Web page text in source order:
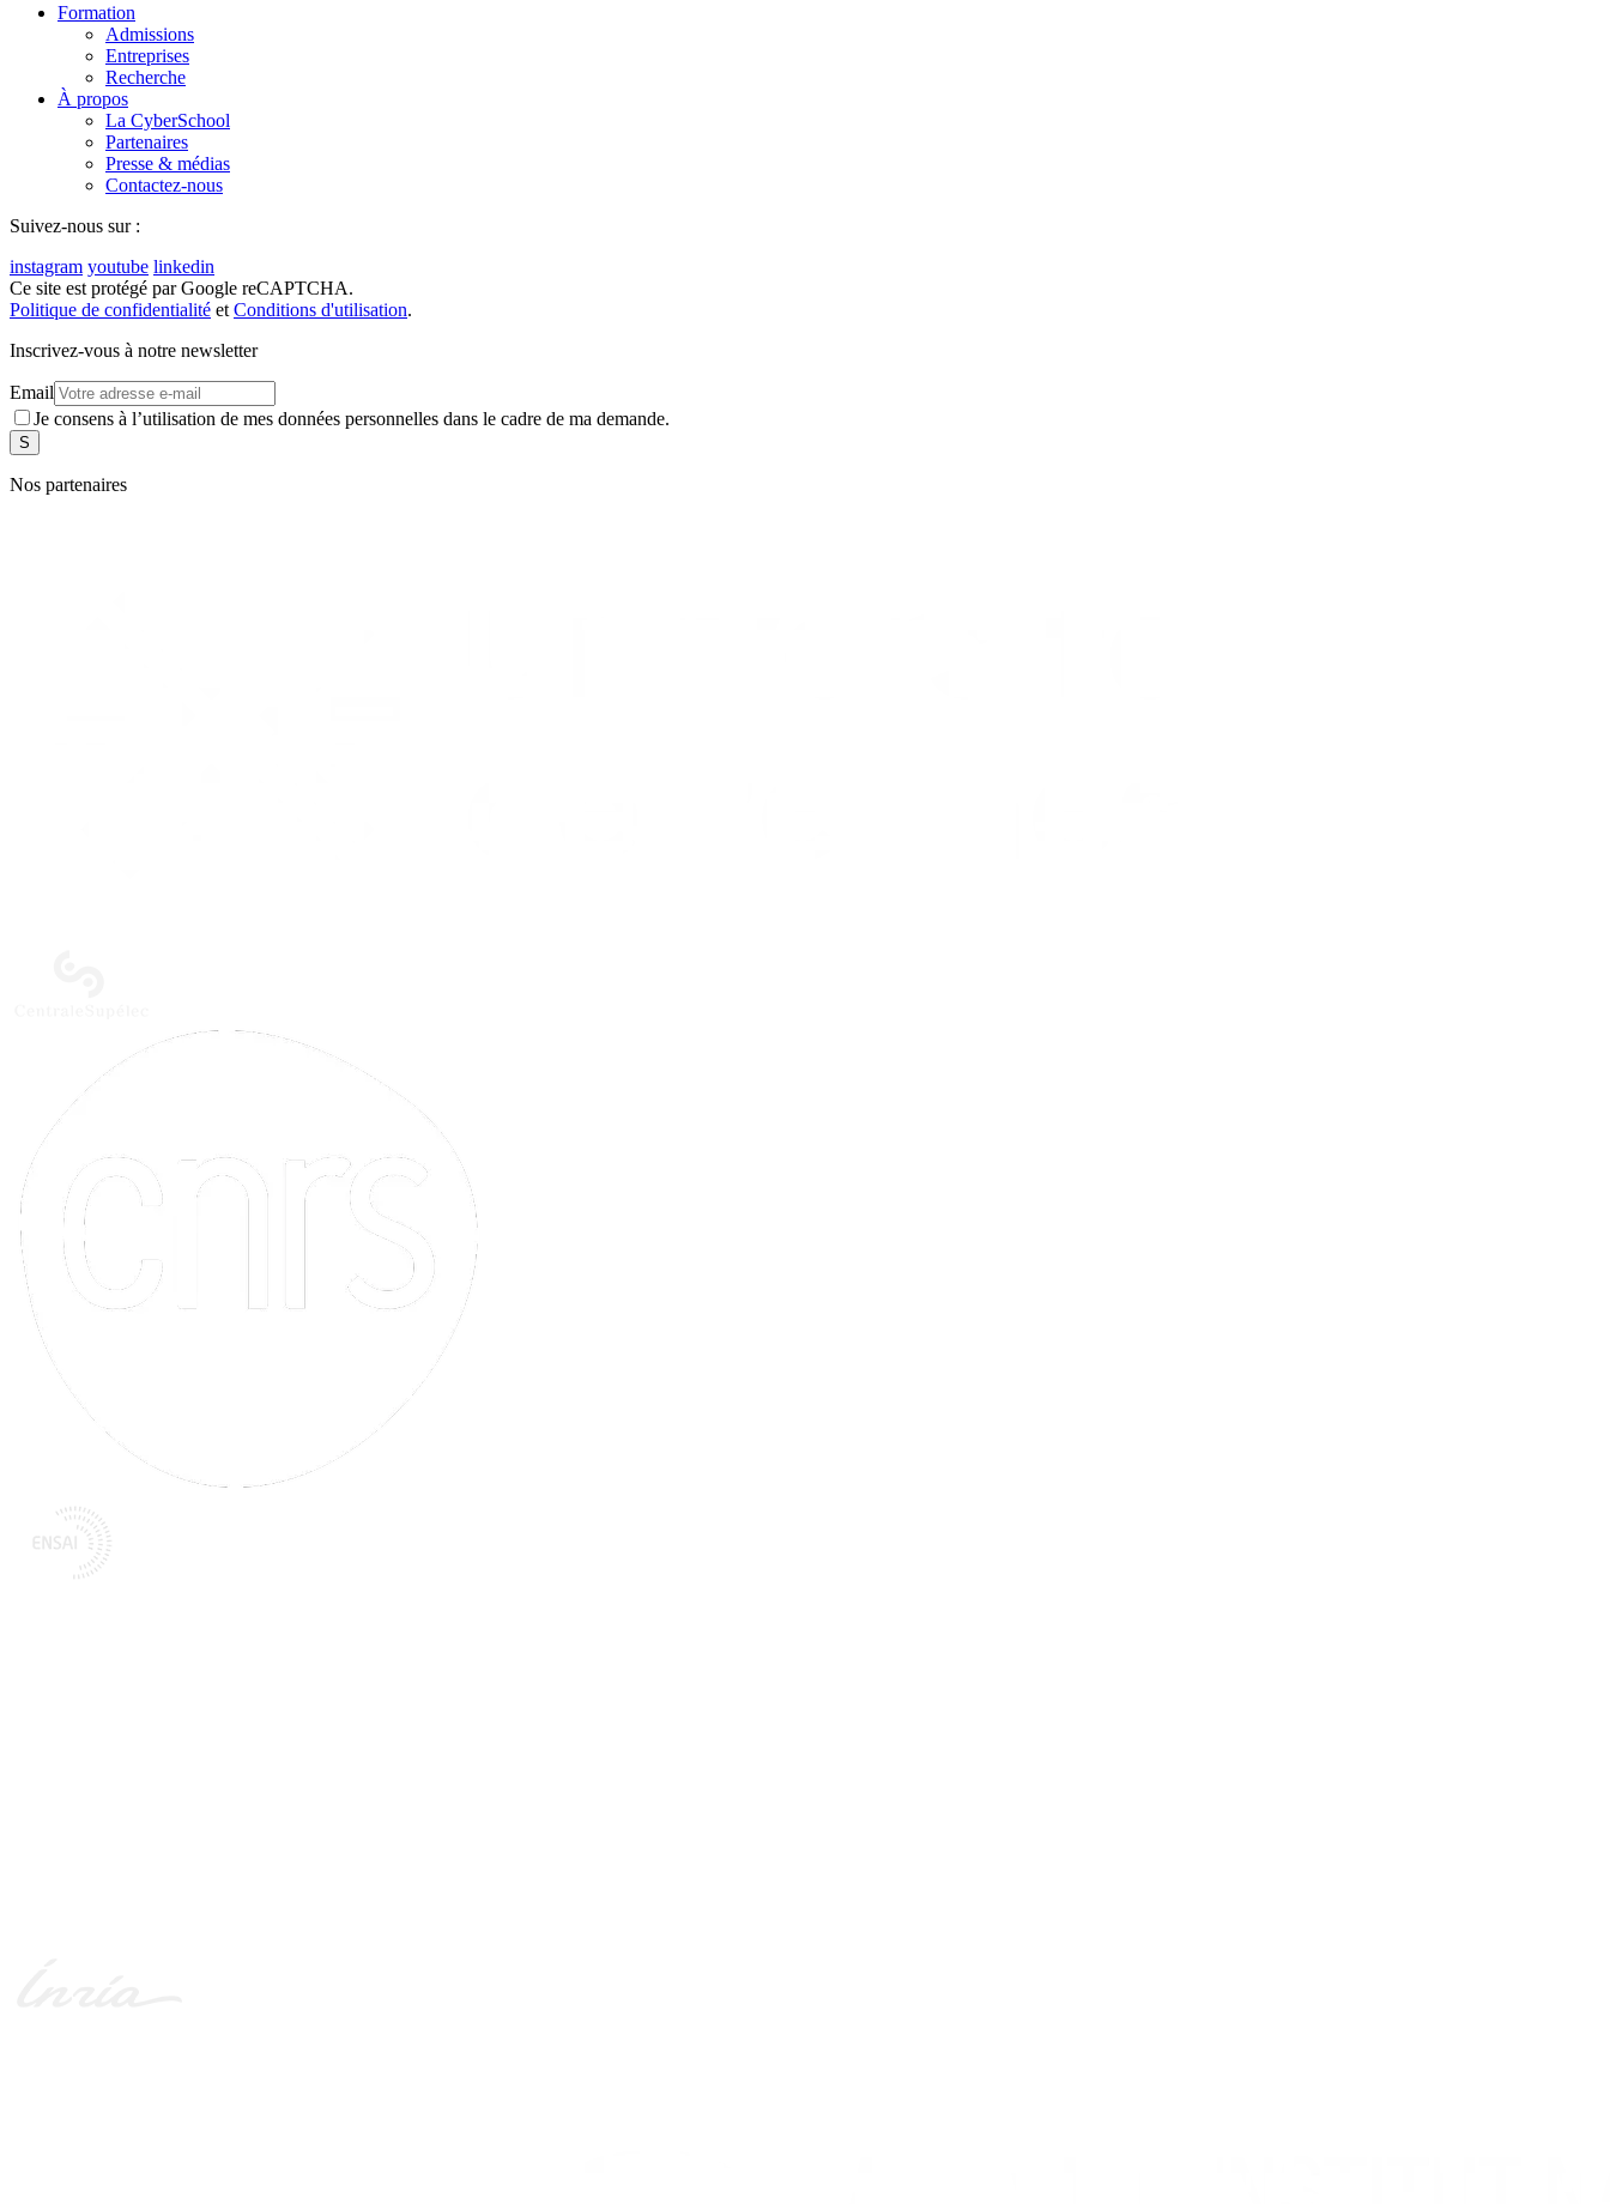
Formation
Admissions
Entreprises
Recherche
À propos
La CyberSchool
Partenaires
Presse & médias
Contactez-nous
Suivez-nous sur :
instagram youtube linkedin
Ce site est protégé par Google reCAPTCHA.
Politique de confidentialité et Conditions d'utilisation.
Inscrivez-vous à notre newsletter
Email
Je consens à l’utilisation de mes données personnelles dans le cadre de ma demande.
Nos partenaires